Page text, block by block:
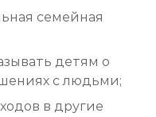
семейная
детям о
с людьми;
в другие